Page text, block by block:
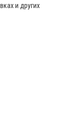
и других